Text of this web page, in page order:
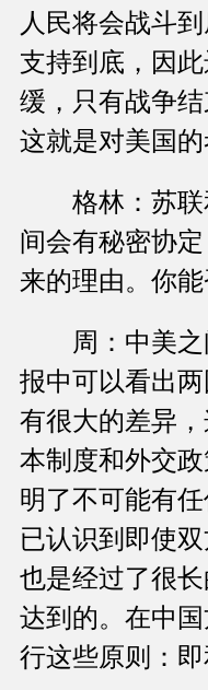
人民将会战斗
支持到底，因
缓，只有战争结
这就是对美国的
格林：苏联
间会有秘密协
来的理由。你
周：中美之
报中可以看出
有很大的差异
本制度和外交
明了不可能有
已认识到即使
也是经过了很
达到的。在中
行这些原则：即